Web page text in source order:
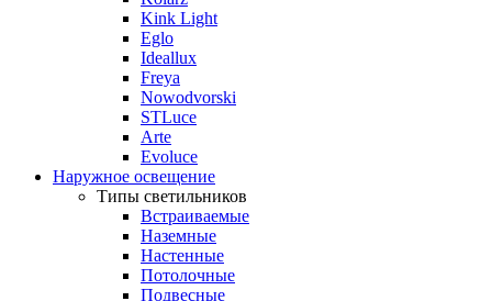
Kink Light
Eglo
Ideallux
Freya
Nowodvorski
STLuce
Arte
Evoluce
Наружное освещение
Типы светильников
Встраиваемые
Наземные
Настенные
Потолочные
Подвесные